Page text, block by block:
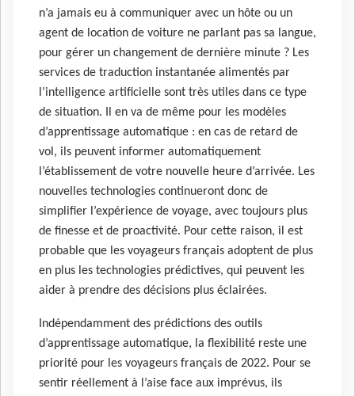
n’a jamais eu à communiquer avec un hôte ou un
agent de location de voiture ne parlant pas sa langue,
pour gérer un changement de dernière minute ? Les
services de traduction instantanée alimentés par
l’intelligence artificielle sont très utiles dans ce type
de situation. Il en va de même pour les modèles
d’apprentissage automatique : en cas de retard de
vol, ils peuvent informer automatiquement
l’établissement de votre nouvelle heure d’arrivée. Les
nouvelles technologies continueront donc de
simplifier l’expérience de voyage, avec toujours plus
de finesse et de proactivité. Pour cette raison, il est
probable que les voyageurs français adoptent de plus
en plus les technologies prédictives, qui peuvent les
aider à prendre des décisions plus éclairées.
Indépendamment des prédictions des outils
d’apprentissage automatique, la flexibilité reste une
priorité pour les voyageurs français de 2022. Pour se
sentir réellement à l’aise face aux imprévus, ils